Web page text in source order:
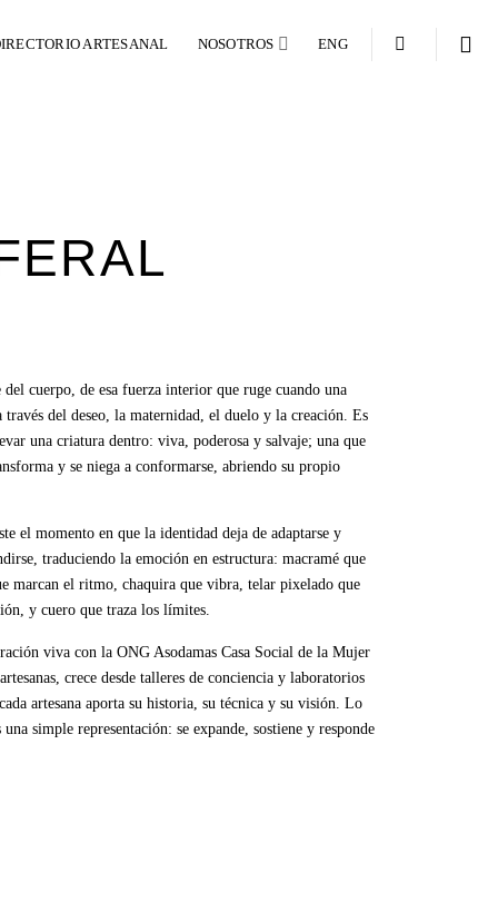
ARTESANAL NOSOTROS ENG
cuerpo, de esa fuerza interior que ruge cuando una
través del deseo, la maternidad, el duelo y la creación. Es
una criatura dentro: viva, poderosa y salvaje; una que
y se niega a conformarse, abriendo su propio
el momento en que la identidad deja de adaptarse y
traduciendo la emoción en estructura: macramé que
marcan el ritmo, chaquira que vibra, telar pixelado que
y cuero que traza los límites.
viva con la ONG Asodamas Casa Social de la Mujer
crece desde talleres de conciencia y laboratorios
artesana aporta su historia, su técnica y su visión. Lo
una simple representación: se expande, sostiene y responde